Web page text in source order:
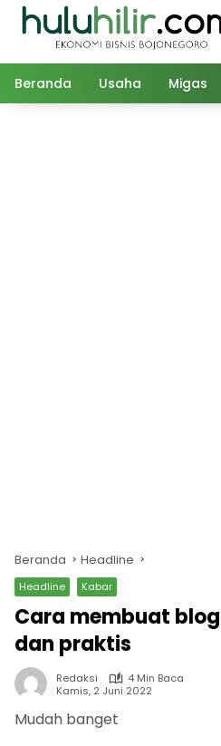
Langsung
Beranda Usaha Migas
Beranda Headline
Headline Kabar
Cara membuat
dan praktis
Redaksi
4 Min Baca
Kamis, 2 Juni 2022
Mudah banget